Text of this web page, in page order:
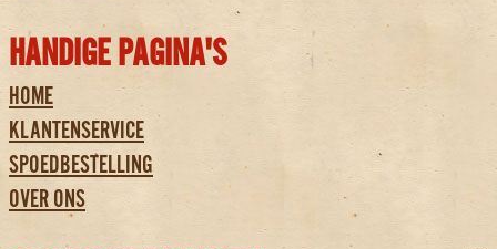
HANDIGE PAGINA'S
HOME
KLANTENSERVICE
SPOEDBESTELLING
OVER ONS